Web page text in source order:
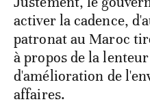
activer la cadence,
patronat au Maroc
à propos de la
d'amélioration de
affaires.